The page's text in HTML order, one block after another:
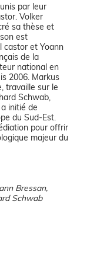
par leur
Volker
sa thèse et
est
castor et Yoann
de la
national en
2006. Markus
travaille sur le
Schwab,
initié de
du Sud-Est.
pour offrir
majeur du
Bressan,
Schwab